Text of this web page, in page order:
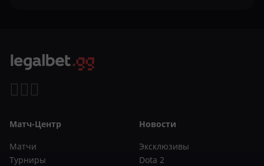
Матч-Центр
Матчи
Турниры
Новости
Эксклюзивы
Dota 2